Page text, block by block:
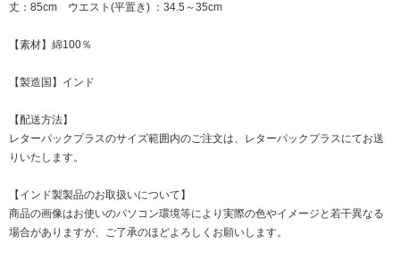
丈：85cm ウエスト(平置き) ：34.5～35cm
【素材】綿100％
【製造国】インド
【配送方法】
レターパックプラスのサイズ範囲内のご注文は、レターパックプラスにてお送
りいたします。
【インド製製品のお取扱いについて】
商品の画像はお使いのパソコン環境等により実際の色やイメージと若干異なる
場合がありますが、ご了承のほどよろしくお願いします。